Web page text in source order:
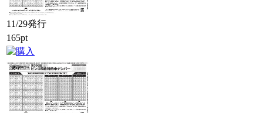
11/29発行
165pt